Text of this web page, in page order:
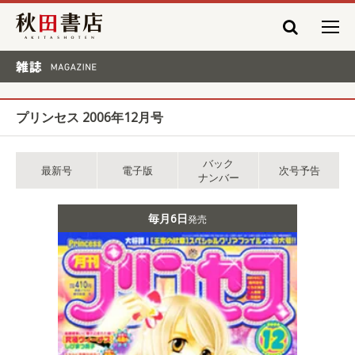
秋田書店
プリンセス 2006年12月号
最新号 電子版
バック
ナンバー
次号予告
毎月6日発売